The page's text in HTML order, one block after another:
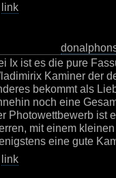
link
Ix ist es die pure
Kaminer der
bekommt als
noch eine
Photowettbewerb ist
mit einem
eine gute
link